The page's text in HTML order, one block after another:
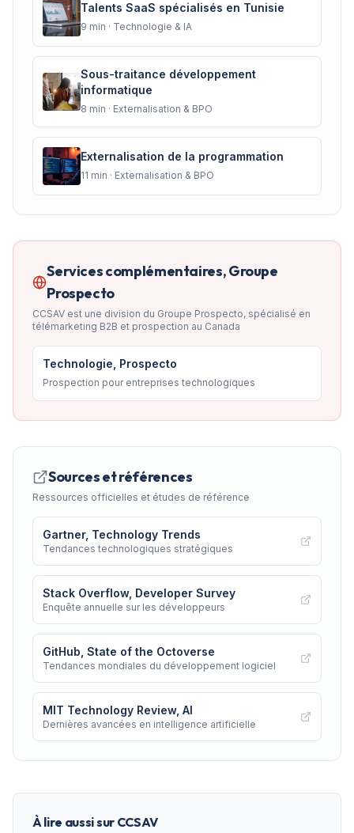
Talents SaaS spécialisés en Tunisie
9 min · Technologie & IA
Sous-traitance développement
informatique
8 min · Externalisation & BPO
Externalisation de la programmation
11 min · Externalisation & BPO
Services complémentaires, Groupe
Prospecto
CCSAV est une division du Groupe Prospecto, spécialisé en
télémarketing B2B et prospection au Canada
Technologie, Prospecto
Prospection pour entreprises technologiques
Sources et références
Ressources officielles et études de référence
Gartner, Technology Trends
Tendances technologiques stratégiques
Stack Overflow, Developer Survey
Enquête annuelle sur les développeurs
GitHub, State of the Octoverse
Tendances mondiales du développement logiciel
MIT Technology Review, AI
Dernières avancées en intelligence artificielle
À lire aussi sur CCSAV